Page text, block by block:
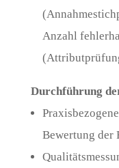
Anzahl
Durchführung
Bewertung der